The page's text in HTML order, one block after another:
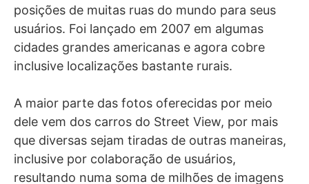
posições de muitas ruas do mundo para seus
usuários. Foi lançado em 2007 em algumas
cidades grandes americanas e agora cobre
inclusive localizações bastante rurais.
A maior parte das fotos oferecidas por meio
dele vem dos carros do Street View, por mais
que diversas sejam tiradas de outras maneiras,
inclusive por colaboração de usuários,
resultando numa soma de milhões de imagens